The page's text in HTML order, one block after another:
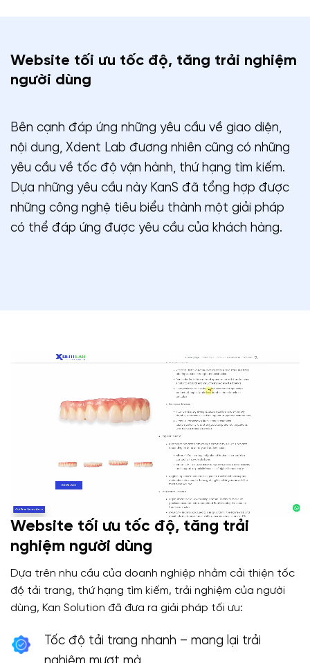
Website tối ưu tốc độ, tăng trải nghiệm
người dùng
Bên cạnh đáp ứng những yêu cầu về giao diện,
nội dung, Xdent Lab đương nhiên cũng có những
yêu cầu về tốc độ vận hành, thứ hạng tìm kiếm.
Dựa những yêu cầu này KanS đã tổng hợp được
những công nghệ tiêu biểu thành một giải pháp
có thể đáp ứng được yêu cầu của khách hàng.
Website tối ưu tốc độ, tăng trải
nghiệm người dùng
Dựa trên nhu cầu của doanh nghiệp nhằm cải thiện tốc
độ tải trang, thứ hạng tìm kiếm, trải nghiệm của người
dùng, Kan Solution đã đưa ra giải pháp tối ưu:
Tốc độ tải trang nhanh – mang lại trải